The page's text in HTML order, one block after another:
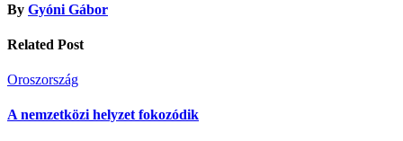
By Gyóni Gábor
Related Post
Oroszország
A nemzetközi helyzet fokozódik